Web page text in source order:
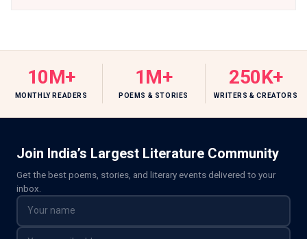
10M+
MONTHLY READERS
1M+
POEMS & STORIES
250K+
WRITERS & CREATORS
Join India’s Largest Literature Community
Get the best poems, stories, and literary events delivered to your
inbox.